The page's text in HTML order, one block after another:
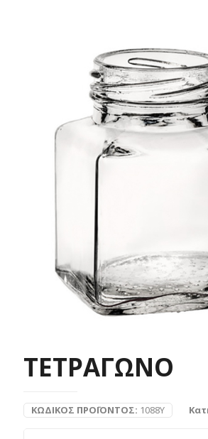
ΤΕΤΡΑΓΩΝΟ
ΚΩΔΙΚΌΣ ΠΡΟΪΌΝΤΟΣ: 1088Y